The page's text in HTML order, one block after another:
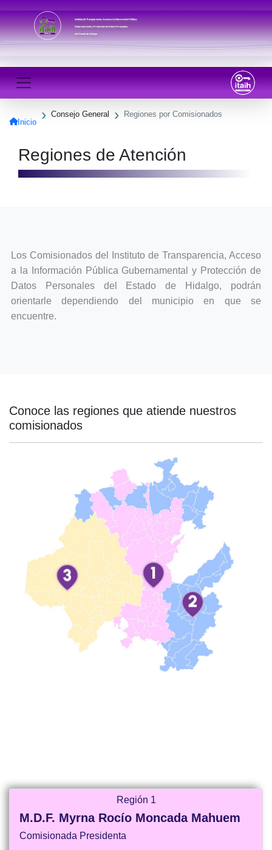
Instituto de Transparencia, Acceso a la Información Pública
Gubernamental y Protección de Datos Personales
del Estado de Hidalgo
Inicio
Consejo General Regiones por Comisionados
Regiones de Atención
Los Comisionados del Instituto de Transparencia, Acceso
a la Información Pública Gubernamental y Protección de
Datos Personales del Estado de Hidalgo, podrán
orientarle dependiendo del municipio en que se
encuentre.
Conoce las regiones que atiende nuestros
comisionados
Región 1
M.D.F. Myrna Rocío Moncada Mahuem
Comisionada Presidenta